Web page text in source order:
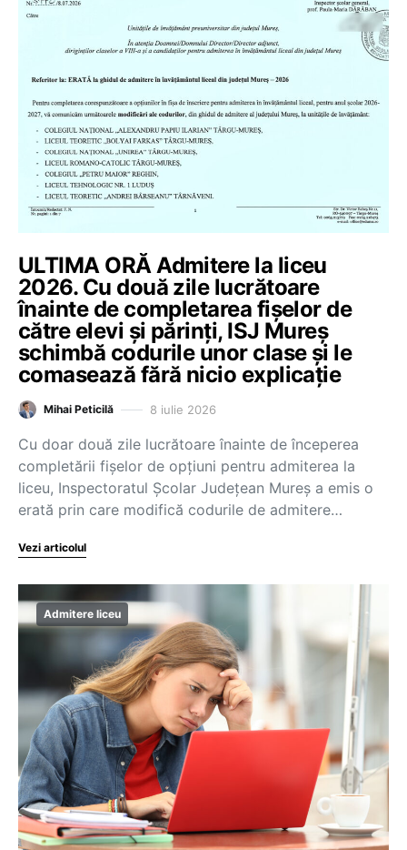
ULTIMA ORĂ Admitere la liceu
2026. Cu două zile lucrătoare
înainte de completarea fișelor de
către elevi și părinți, ISJ Mureș
schimbă codurile unor clase și le
comasează fără nicio explicație
Mihai Peticilă 8 iulie 2026
Cu doar două zile lucrătoare înainte de începerea
completării fișelor de opțiuni pentru admiterea la
liceu, Inspectoratul Școlar Județean Mureș a emis o
erată prin care modifică codurile de admitere…
Vezi articolul
Admitere liceu